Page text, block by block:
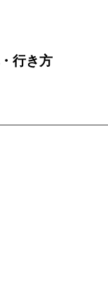
行き方